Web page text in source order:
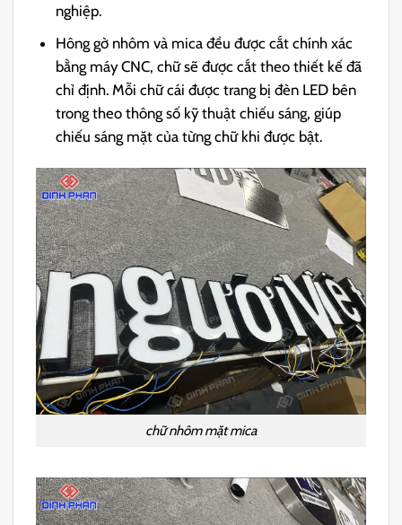
nghiệp.
Hông gờ nhôm và mica đều được cắt chính xác
bằng máy CNC, chữ sẽ được cắt theo thiết kế đã
chỉ định. Mỗi chữ cái được trang bị đèn LED bên
trong theo thông số kỹ thuật chiếu sáng, giúp
chiếu sáng mặt của từng chữ khi được bật.
chữ nhôm mặt mica